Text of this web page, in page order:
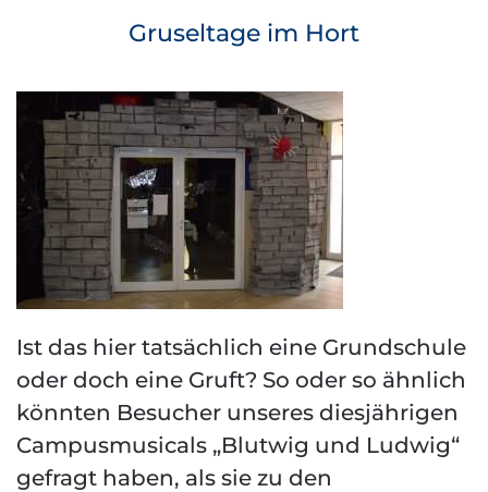
Gruseltage im Hort
Ist das hier tatsächlich eine Grundschule
oder doch eine Gruft? So oder so ähnlich
könnten Besucher unseres diesjährigen
Campusmusicals „Blutwig und Ludwig“
gefragt haben, als sie zu den